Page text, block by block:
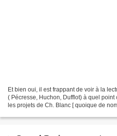
Et bien oui, il est frappant de voir à la
( Pécresse, Huchon, Dufflot) à quel
les projets de Ch. Blanc [ quoique de